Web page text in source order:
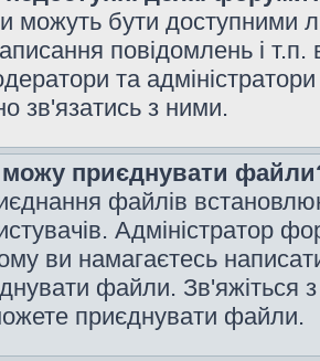
можуть бути доступними
повідомлень і
та
зв'язатись з ними.
приєднувати
файлів
Адміністратор
ви намагаєтесь
файли. Зв'яжіться
приєднувати файли.